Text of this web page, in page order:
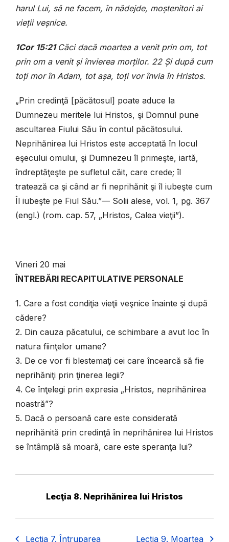
harul Lui, să ne facem, în nădejde, moştenitori ai
vieţii veşnice.
1Cor 15:21 Căci dacă moartea a venit prin om, tot
prin om a venit şi învierea morţilor. 22 Şi după cum
toţi mor în Adam, tot aşa, toţi vor învia în Hristos.
„Prin credinţă [păcătosul] poate aduce la
Dumnezeu meritele lui Hristos, şi Domnul pune
ascultarea Fiului Său în contul păcătosului.
Neprihănirea lui Hristos este acceptată în locul
eşecului omului, şi Dumnezeu îl primeşte, iartă,
îndreptăţeşte pe sufletul căit, care crede; îl
tratează ca şi când ar fi neprihănit şi îl iubeşte cum
Îl iubeşte pe Fiul Său.”— Solii alese, vol. 1, pg. 367
(engl.) (rom. cap. 57, „Hristos, Calea vieţii”).
Vineri 20 mai
ÎNTREBĂRI RECAPITULATIVE PERSONALE
1. Care a fost condiţia vieţii veşnice înainte şi după
cădere?
2. Din cauza păcatului, ce schimbare a avut loc în
natura fiinţelor umane?
3. De ce vor fi blestemaţi cei care încearcă să fie
neprihăniţi prin ţinerea legii?
4. Ce înţelegi prin expresia „Hristos, neprihănirea
noastră”?
5. Dacă o persoană care este considerată
neprihănită prin credinţă în neprihănirea lui Hristos
se întâmplă să moară, care este speranţa lui?
Lecţia 8. Neprihănirea lui Hristos
Lecţia 7. Întruparea Lecţia 9. Moartea